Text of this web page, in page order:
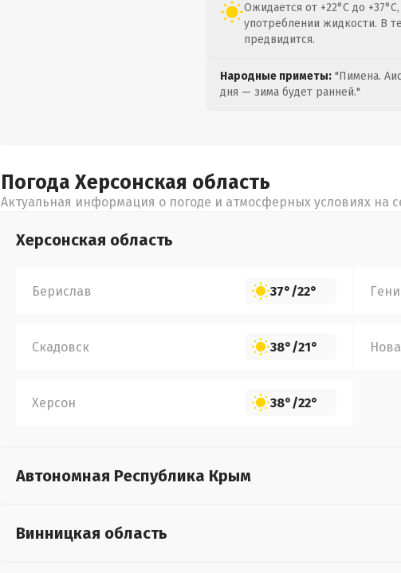
Ожидается от +22°C до
употреблении жидкости. В
предвидится.
Народные приметы: "Пимена.
дня — зима будет ранней."
Погода Херсонская область
Актуальная информация о погоде и атмосферных условиях на
Херсонская область
Берислав 37°/22°
Скадовск 38°/21°
Херсон 38°/22°
Автономная Республика Крым
Винницкая область